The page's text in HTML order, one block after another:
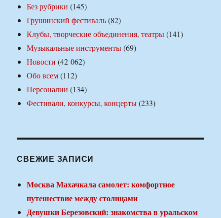
Без рубрики (145)
Грушинский фестиваль(82)
Клубы, творческие объединения, театры(141)
Музыкальные инструменты(69)
Новости (42 062)
Обо всем(112)
Персоналии (134)
Фестивали, конкурсы, концерты(233)
СВЕЖИЕ ЗАПИСИ
Москва Махачкала самолет: комфортное
путешествие между столицами
Девушки Березовский: знакомства в уральском